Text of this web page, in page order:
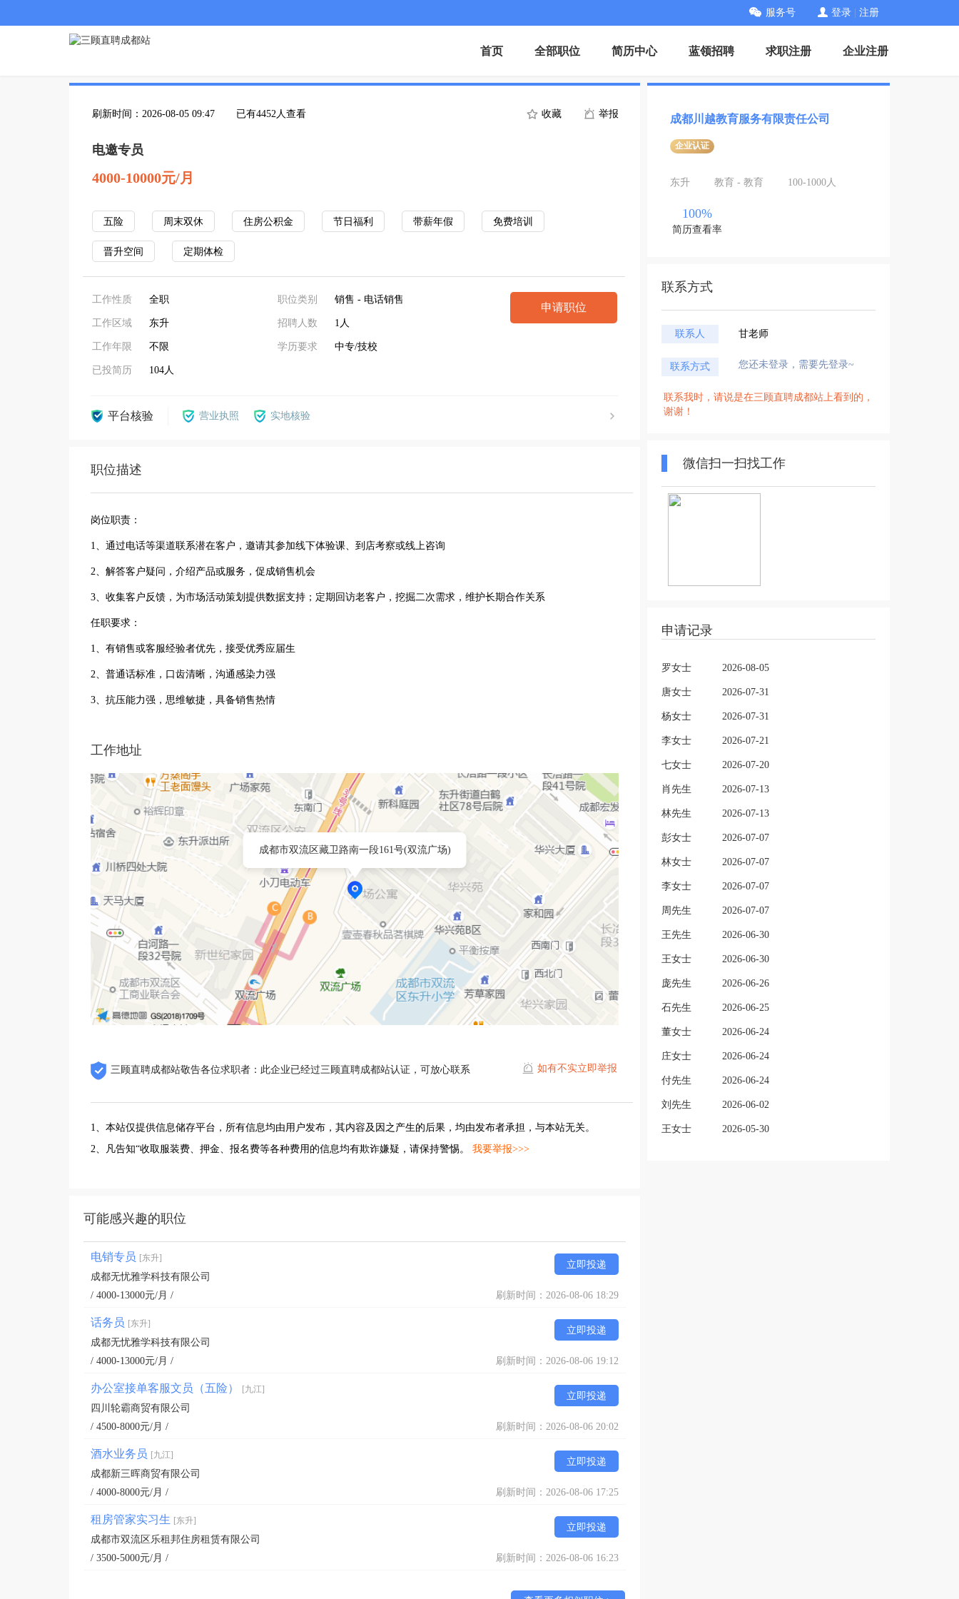
服务号 登录 注册
首页 全部职位 简历中心 蓝领招聘 求职注册 企业注册
刷新时间：2026-08-05 09:47 已有4452人查看 收藏 举报
电邀专员
4000-10000元/月
五险 周末双休 住房公积金 节日福利 带薪年假 免费培训
晋升空间 定期体检
工作性质 全职
工作区域 东升
工作年限 不限
已投简历 104人
职位类别 销售 - 电话销售
招聘人数 1人
学历要求 中专/技校
申请职位
平台核验 营业执照 实地核验
职位描述
岗位职责：
1、通过电话等渠道联系潜在客户，邀请其参加线下体验课、到店考察或线上咨询‌
2、解答客户疑问，介绍产品或服务，促成销售机会‌
3、收集客户反馈，为市场活动策划提供数据支持‌；定期回访老客户，挖掘二次需求，维护长期合作关系‌
任职要求：
1、有销售或客服经验者优先，接受优秀应届生‌
2、普通话标准，口齿清晰，沟通感染力强‌
3、抗压能力强，思维敏捷，具备销售热情‌
工作地址
成都市双流区藏卫路南一段161号(双流广场)
三顾直聘成都站敬告各位求职者：此企业已经过三顾直聘成都站认证，可放心联系 如有不实立即举报
1、本站仅提供信息储存平台，所有信息均由用户发布，其内容及因之产生的后果，均由发布者承担，与本站无关。
2、凡告知“收取服装费、押金、报名费等各种费用的信息均有欺诈嫌疑，请保持警惕。 我要举报>>>
可能感兴趣的职位
电销专员 [东升]
立即投递
成都无忧雅学科技有限公司
/ 4000-13000元/月 /
刷新时间：2026-08-06 18:29
话务员 [东升]
立即投递
成都无忧雅学科技有限公司
/ 4000-13000元/月 /
刷新时间：2026-08-06 19:12
办公室接单客服文员（五险） [九江]
立即投递
四川轮霸商贸有限公司
/ 4500-8000元/月 /
刷新时间：2026-08-06 20:02
酒水业务员 [九江]
立即投递
成都新三晖商贸有限公司
/ 4000-8000元/月 /
刷新时间：2026-08-06 17:25
租房管家实习生 [东升]
立即投递
成都市双流区乐租邦住房租赁有限公司
/ 3500-5000元/月 /
刷新时间：2026-08-06 16:23
成都川越教育服务有限责任公司
企业认证
东升 教育 - 教育 100-1000人
100%
简历查看率
联系方式
联系人 甘老师
联系方式 您还未登录，需要先登录~
联系我时，请说是在三顾直聘成都站上看到的，
谢谢！
微信扫一扫找工作
申请记录
罗女士 2026-08-05
唐女士 2026-07-31
杨女士 2026-07-31
李女士 2026-07-21
七女士 2026-07-20
肖先生 2026-07-13
林先生 2026-07-13
彭女士 2026-07-07
林女士 2026-07-07
李女士 2026-07-07
周先生 2026-07-07
王先生 2026-06-30
王女士 2026-06-30
庞先生 2026-06-26
石先生 2026-06-25
董女士 2026-06-24
庄女士 2026-06-24
付先生 2026-06-24
刘先生 2026-06-02
王女士 2026-05-30